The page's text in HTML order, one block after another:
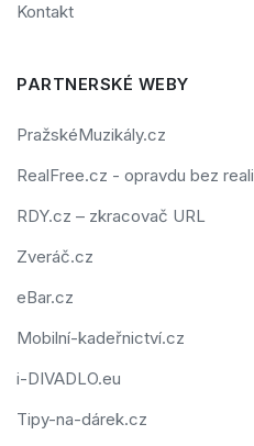
Kontakt
PARTNERSKÉ WEBY
PražskéMuzikály.cz
RealFree.cz - opravdu bez
RDY.cz – zkracovač URL
Zveráč.cz
eBar.cz
Mobilní-kadeřnictví.cz
i-DIVADLO.eu
Tipy-na-dárek.cz